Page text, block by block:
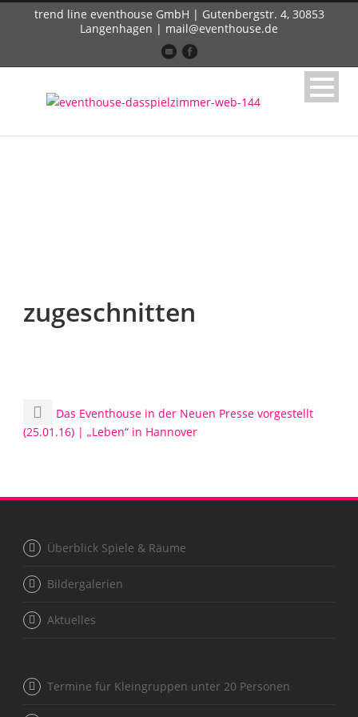
trend line eventhouse GmbH | Gutenbergstr. 4, 30853
Langenhagen | mail@eventhouse.de
zugeschnitten
Das Eventhouse in der Neuen Presse vorgestellt
(25.01.16) | „Leben“ in Hannover
Überblick Spiele & Räume
Bildergalerien
Aktuelles
Termine für Kleingruppen unter 20 Personen